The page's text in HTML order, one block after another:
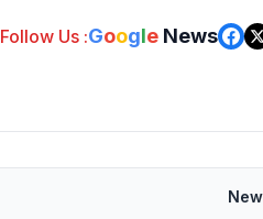
Follow Us :Google News